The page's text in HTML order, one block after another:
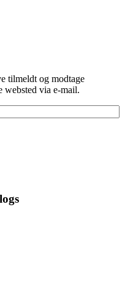
tilmeldt og modtage
websted via e-mail.